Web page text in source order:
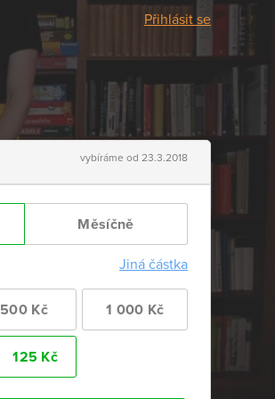
Přihlásit se
vybíráme od 23.3.2018
Měsíčně
Jiná částka
500 Kč 1 000 Kč
125 Kč